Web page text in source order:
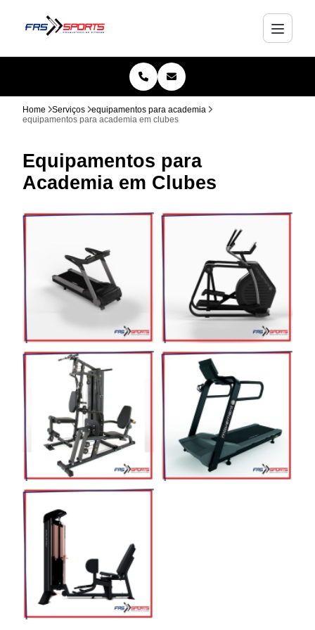
Home Serviços
equipamentos para academia
equipamentos para academia em clubes
Equipamentos para
Academia em Clubes